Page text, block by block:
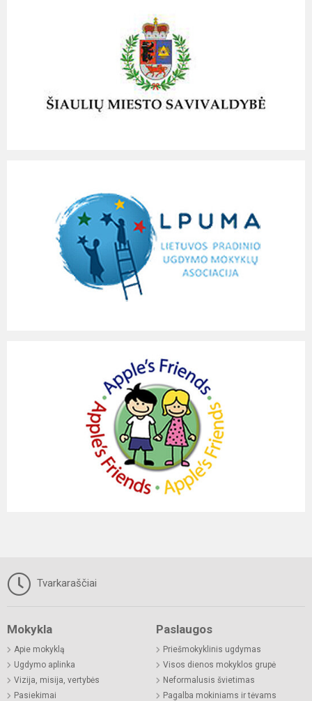
Tvarkaraščiai
Mokykla
Apie mokyklą
Ugdymo aplinka
Vizija, misija, vertybės
Pasiekimai
Paslaugos
Priešmokyklinis ugdymas
Visos dienos mokyklos grupė
Neformalusis švietimas
Pagalba mokiniams ir tėvams